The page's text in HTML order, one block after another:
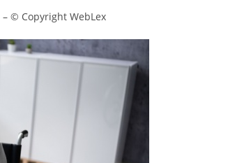
– © Copyright WebLex